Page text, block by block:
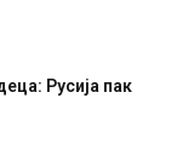
Русија пак